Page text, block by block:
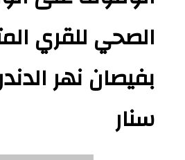
الصحي للقري
بفيصان نهر
سنار